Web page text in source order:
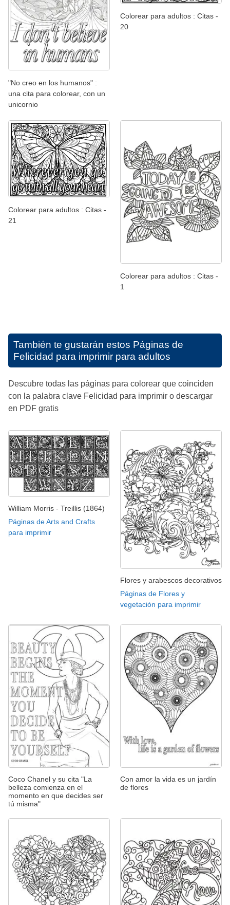
"No creo en los humanos" :
una cita para colorear, con un
unicornio
Colorear para adultos : Citas -
20
Colorear para adultos : Citas -
21
Colorear para adultos : Citas -
1
También te gustarán estos Páginas de
Felicidad para imprimir para adultos
Descubre todas las páginas para colorear que coinciden
con la palabra clave Felicidad para imprimir o descargar
en PDF gratis
William Morris - Treillis (1864)
Páginas de Arts and Crafts
para imprimir
Flores y arabescos decorativos
Páginas de Flores y
vegetación para imprimir
Coco Chanel y su cita "La
belleza comienza en el
momento en que decides ser
tú misma"
Con amor la vida es un jardín
de flores